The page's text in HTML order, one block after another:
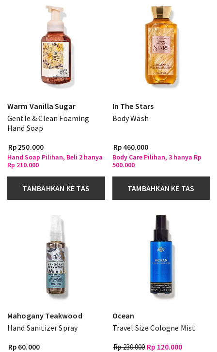
Warm Vanilla Sugar
Gentle & Clean Foaming
Hand Soap
Rp 250.000
Hand Soap Pilihan, Beli 2 hanya
Rp 210.000
TAMBAHKAN KE TAS
In The Stars
Body Wash
Rp 460.000
Body Care Pilihan, 3 hanya Rp
500.000
TAMBAHKAN KE TAS
Mahogany Teakwood
Hand Sanitizer Spray
Rp 60.000
Ocean
Travel Size Cologne Mist
Rp 230.000 Rp 120.000